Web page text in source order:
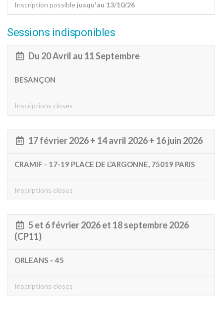
Inscription possible jusqu'au 13/10/26
Sessions indisponibles
Du 20 Avril au 11 Septembre
BESANÇON
Inscriptions closes
17 février 2026 + 14 avril 2026 + 16 juin 2026
CRAMIF - 17-19 PLACE DE L’ARGONNE, 75019 PARIS
Inscriptions closes
5 et 6 février 2026 et 18 septembre 2026
(CP11)
ORLEANS – 45
Inscriptions closes